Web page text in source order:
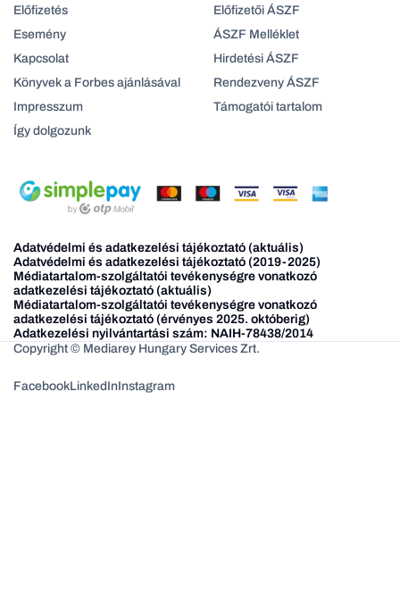
Előfizetés
Esemény
Kapcsolat
Könyvek a Forbes ajánlásával
Impresszum
Így dolgozunk
Előfizetői ÁSZF
ÁSZF Melléklet
Hirdetési ÁSZF
Rendezveny ÁSZF
Támogatói tartalom
Adatvédelmi és adatkezelési tájékoztató (aktuális)
Adatvédelmi és adatkezelési tájékoztató (2019-2025)
Médiatartalom-szolgáltatói tevékenységre vonatkozó
adatkezelési tájékoztató (aktuális)
Médiatartalom-szolgáltatói tevékenységre vonatkozó
adatkezelési tájékoztató (érvényes 2025. októberig)
Adatkezelési nyilvántartási szám: NAIH-78438/2014
Copyright © Mediarey Hungary Services Zrt.
FacebookLinkedInInstagram